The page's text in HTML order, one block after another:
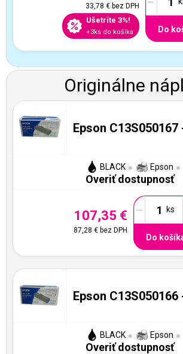
33,78 €bez DPH
Ušetríte 3%!
+3ks do košíka Do
Originálne
Epson
BLACK Epson
Overiť dostupnosť
107,35 €
87,28 € bez DPH
-
Do
Epson
BLACK Epson
Overiť dostupnosť